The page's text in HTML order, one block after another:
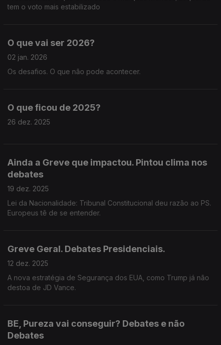
tem o voto mais estabilizado
O que vai ser 2026?
02 jan. 2026
Os desafios. O que não pode acontecer.
O que ficou de 2025?
26 dez. 2025
Ainda a Greve que impactou. Pintou clima nos
debates
19 dez. 2025
Lei da Nacionalidade: Tribunal Constitucional deu razão ao PS.
Europeus tê de se entender.
Greve Geral. Debates Presidenciais.
12 dez. 2025
A nova estratégia de Segurança dos EUA, como Trump já não
destoa de JD Vance.
BE, Pureza vai conseguir? Debates e não
Debates